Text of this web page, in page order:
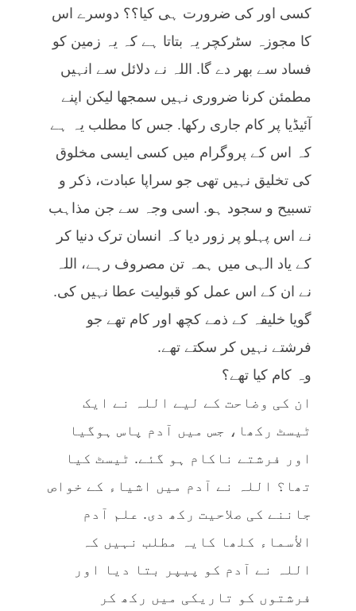
کسی اور کی ضرورت ہی کیا؟؟ دوسرے اس
کا مجوزہ سٹرکچر یہ بتاتا ہے کہ یہ زمین کو
فساد سے بھر دے گا. اللہ نے دلائل سے انہیں
مطمئن کرنا ضروری نہیں سمجھا لیکن اپنے
آئیڈیا پر کام جاری رکھا. جس کا مطلب یہ ہے
کہ اس کے پروگرام میں کسی ایسی مخلوق
کی تخلیق نہیں تھی جو سراپا عبادت، ذکر و
تسبیح و سجود ہو. اسی وجہ سے جن مذاہب
نے اس پہلو پر زور دیا کہ انسان ترک دنیا کر
کے یاد الہی میں ہمہ تن مصروف رہے، اللہ
نے ان کے اس عمل کو قبولیت عطا نہیں کی.
گویا خلیفہ کے ذمے کچھ اور کام تھے جو
فرشتے نہیں کر سکتے تھے.
وہ کام کیا تھے؟
ان کی وضاحت کے لیے اللہ نے ایک
ٹیسٹ رکھا، جس میں آدم پاس ہوگیا
اور فرشتے ناکام ہو گئے. ٹیسٹ کیا
تھا؟ اللہ نے آدم میں اشیاء کے خواص
جاننے کی صلاحیت رکھ دی. علم آدم
الأسماء کلھا کایہ مطلب نہیں کہ
اللہ نے آدم کو پیپر بتا دیا اور
فرشتوں کو تاریکی میں رکھ کر